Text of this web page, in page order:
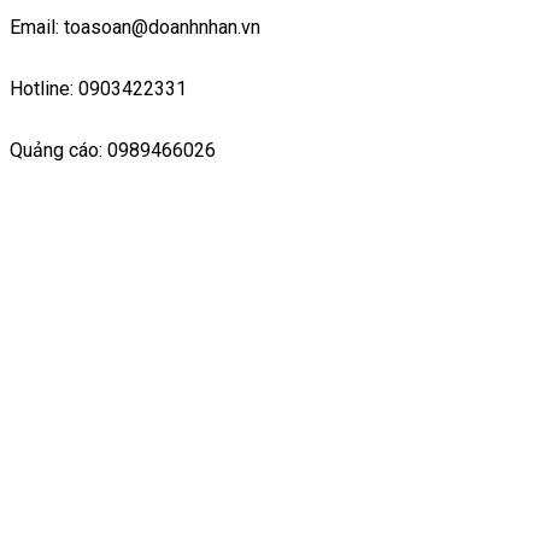
Email: toasoan@doanhnhan.vn
Hotline: 0903422331
Quảng cáo: 0989466026